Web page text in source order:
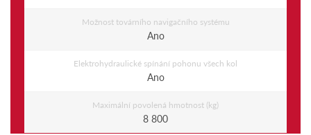
Možnost továrního navigačního systému
Ano
Elektrohydraulické spínání pohonu všech kol
Ano
Maximální povolená hmotnost (kg)
8 800